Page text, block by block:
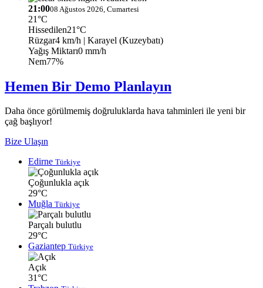
21:0008 Ağustos 2026, Cumartesi
21°C
Hissedilen21°C
Rüzgar4 km/h | Karayel (Kuzeybatı)
Yağış Miktarı0 mm/h
Nem77%
Hemen Bir Demo Planlayın
Daha önce görülmemiş doğruluklarda hava tahminleri ile yeni bir
çağ başlıyor!
Bize Ulaşın
Edirne Türkiye
Çoğunlukla açık
29°C
Muğla Türkiye
Parçalı bulutlu
29°C
Gaziantep Türkiye
Açık
31°C